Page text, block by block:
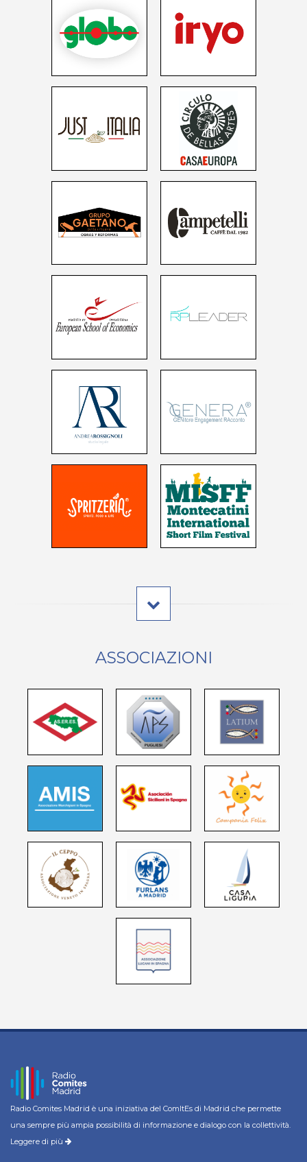
ASSOCIAZIONI
Radio Comites Madrid è una iniziativa del ComItEs di Madrid che permette
una sempre più ampia possibilità di informazione e dialogo con la collettività.
Leggere di più